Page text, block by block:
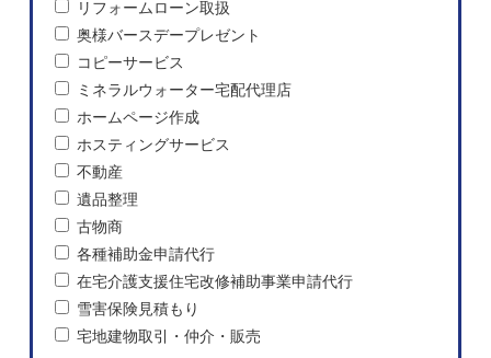
リフォームローン取扱
奥様バースデープレゼント
コピーサービス
ミネラルウォーター宅配代理店
ホームページ作成
ホスティングサービス
不動産
遺品整理
古物商
各種補助金申請代行
在宅介護支援住宅改修補助事業申請代行
雪害保険見積もり
宅地建物取引・仲介・販売